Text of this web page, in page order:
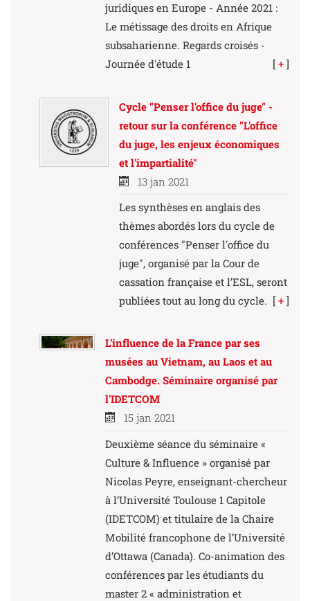
juridiques en Europe - Année 2021 :
Le métissage des droits en Afrique
subsaharienne. Regards croisés -
Journée d'étude 1
[ + ]
Cycle "Penser l'office du juge" -
retour sur la conférence "L'office
du juge, les enjeux économiques
et l'impartialité"
13 jan 2021
Les synthèses en anglais des
thèmes abordés lors du cycle de
conférences "Penser l'office du
juge", organisé par la Cour de
cassation française et l’ESL, seront
publiées tout au long du cycle. [ + ]
L’influence de la France par ses
musées au Vietnam, au Laos et au
Cambodge. Séminaire organisé par
l'IDETCOM
15 jan 2021
Deuxième séance du séminaire «
Culture & Influence » organisé par
Nicolas Peyre, enseignant-chercheur
à l’Université Toulouse 1 Capitole
(IDETCOM) et titulaire de la Chaire
Mobilité francophone de l’Université
d’Ottawa (Canada). Co-animation des
conférences par les étudiants du
master 2 « administration et